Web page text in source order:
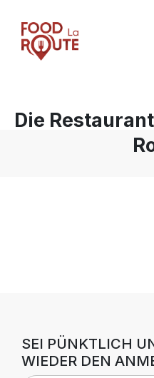
Die
SEI PÜNKTLICH
WIEDER DEN